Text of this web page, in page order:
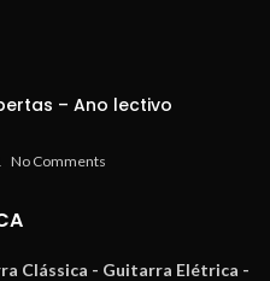
– Ano lectivo
No Comments
Clássica - Guitarra Elétrica -